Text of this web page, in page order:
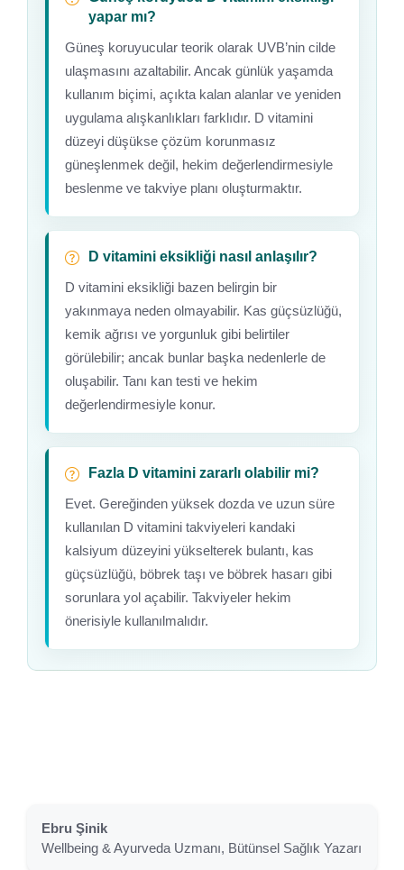
yapar mı?
Güneş koruyucular teorik olarak UVB’nin cilde
ulaşmasını azaltabilir. Ancak günlük yaşamda
kullanım biçimi, açıkta kalan alanlar ve yeniden
uygulama alışkanlıkları farklıdır. D vitamini
düzeyi düşükse çözüm korunmasız
güneşlenmek değil, hekim değerlendirmesiyle
beslenme ve takviye planı oluşturmaktır.
D vitamini eksikliği nasıl anlaşılır?
D vitamini eksikliği bazen belirgin bir
yakınmaya neden olmayabilir. Kas güçsüzlüğü,
kemik ağrısı ve yorgunluk gibi belirtiler
görülebilir; ancak bunlar başka nedenlerle de
oluşabilir. Tanı kan testi ve hekim
değerlendirmesiyle konur.
Fazla D vitamini zararlı olabilir mi?
Evet. Gereğinden yüksek dozda ve uzun süre
kullanılan D vitamini takviyeleri kandaki
kalsiyum düzeyini yükselterek bulantı, kas
güçsüzlüğü, böbrek taşı ve böbrek hasarı gibi
sorunlara yol açabilir. Takviyeler hekim
önerisiyle kullanılmalıdır.
Ebru Şinik
Wellbeing & Ayurveda Uzmanı, Bütünsel Sağlık Yazarı